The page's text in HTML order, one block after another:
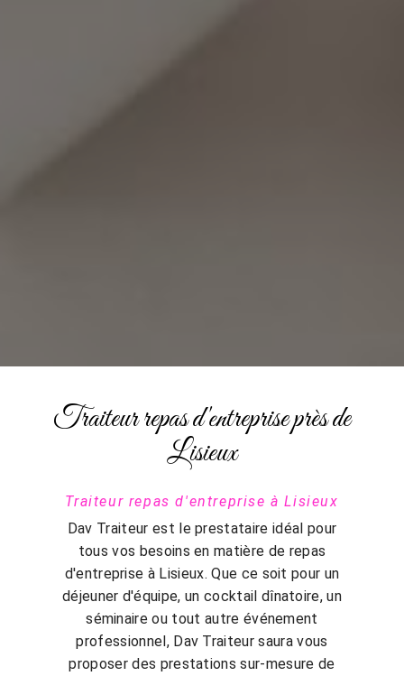
Traiteur repas d'entreprise près de
Lisieux
Traiteur repas d'entreprise à Lisieux
Dav Traiteur est le prestataire idéal pour
tous vos besoins en matière de repas
d'entreprise à Lisieux. Que ce soit pour un
déjeuner d'équipe, un cocktail dînatoire, un
séminaire ou tout autre événement
professionnel, Dav Traiteur saura vous
proposer des prestations sur-mesure de